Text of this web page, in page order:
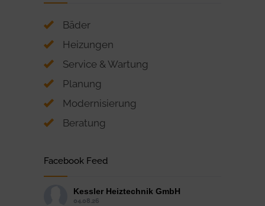
Bäder
Heizungen
Service & Wartung
Planung
Modernisierung
Beratung
Facebook Feed
Kessler Heiztechnik GmbH
04.08.26